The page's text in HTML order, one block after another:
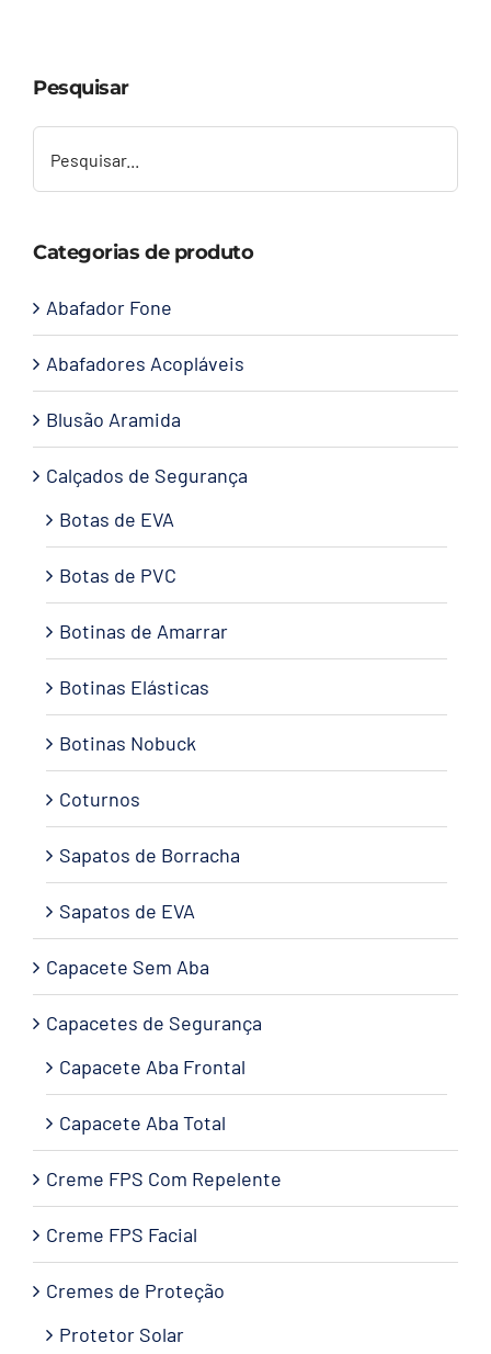
Contato
Pesquisar
Categorias de produto
Abafador Fone
Abafadores Acopláveis
Blusão Aramida
Calçados de Segurança
Botas de EVA
Botas de PVC
Botinas de Amarrar
Botinas Elásticas
Botinas Nobuck
Coturnos
Sapatos de Borracha
Sapatos de EVA
Capacete Sem Aba
Capacetes de Segurança
Capacete Aba Frontal
Capacete Aba Total
Creme FPS Com Repelente
Creme FPS Facial
Cremes de Proteção
Protetor Solar